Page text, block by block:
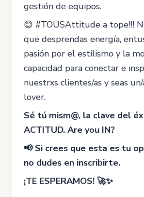
gestión de equipos.
😊 #TOUSAttitude a tope!!!
que desprendas energía,
pasión por el estilismo y la
capacidad para conectar e
nuestrxs clientes/as y seas
lover.
Sé tú mism@, la clave del
ACTITUD. Are you IN?
📢 Si crees que esta es tu
no dudes en inscribirte.
¡TE ESPERAMOS! 🚀✨